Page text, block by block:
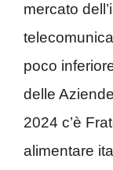
mercato
poco
delle
2024 c’è
alimentare